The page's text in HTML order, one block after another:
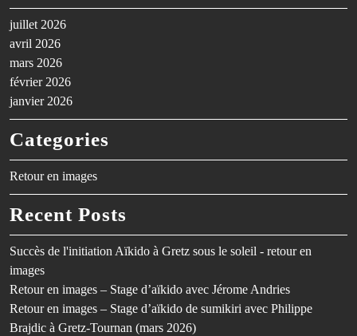
juillet 2026
avril 2026
mars 2026
février 2026
janvier 2026
Categories
Retour en images
Recent Posts
Succès de l'initiation Aïkido à Gretz sous le soleil - retour en
images
Retour en images – Stage d’aïkido avec Jérome Andries
Retour en images – Stage d’aïkido de sumikiri avec Philippe
Brajdic à Gretz-Tournan (mars 2026)